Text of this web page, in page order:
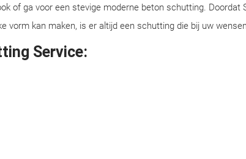
of ga voor een stevige moderne beton schutting. Doordat
vorm kan maken, is er altijd een schutting die bij uw
Service: